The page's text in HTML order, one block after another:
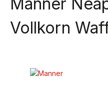
Vollkorn